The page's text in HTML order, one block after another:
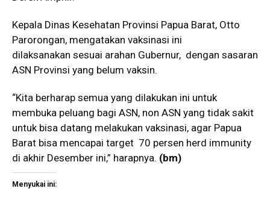
Kepala Dinas Kesehatan Provinsi Papua Barat, Otto
Parorongan, mengatakan vaksinasi ini
dilaksanakan sesuai arahan Gubernur, dengan sasaran
ASN Provinsi yang belum vaksin.
“Kita berharap semua yang dilakukan ini untuk
membuka peluang bagi ASN, non ASN yang tidak sakit
untuk bisa datang melakukan vaksinasi, agar Papua
Barat bisa mencapai target 70 persen herd immunity
di akhir Desember ini,” harapnya. (bm)
Menyukai ini: